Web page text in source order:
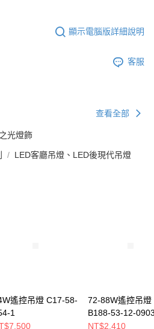
顯示電腦版詳細說明
客服
查看全部
光燈飾
LED客廳吊燈、LED後現代吊燈
遙控吊燈 C17-58-
1
72-88W遙控吊燈
B188-53-12-
0904
NT$2,410